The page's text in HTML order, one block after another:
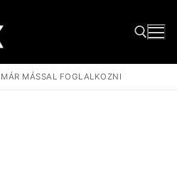
MÁSSAL FOGLALKOZNI